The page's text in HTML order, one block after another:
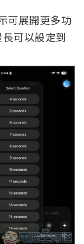
可展開更多功
可以設定到